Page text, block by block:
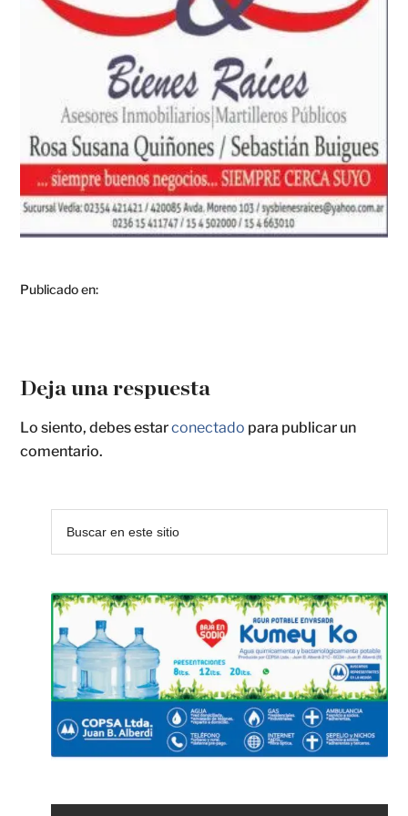
Publicado en:
Deja una respuesta
Lo siento, debes estarconectado para publicar un
comentario.